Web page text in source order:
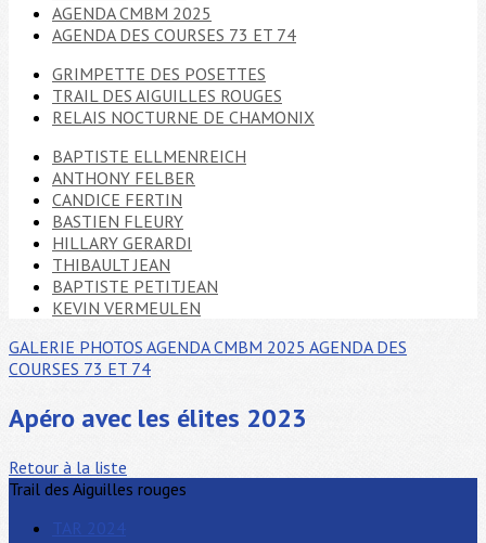
AGENDA CMBM 2025
AGENDA DES COURSES 73 ET 74
GRIMPETTE DES POSETTES
TRAIL DES AIGUILLES ROUGES
RELAIS NOCTURNE DE CHAMONIX
BAPTISTE ELLMENREICH
ANTHONY FELBER
CANDICE FERTIN
BASTIEN FLEURY
HILLARY GERARDI
THIBAULT JEAN
BAPTISTE PETITJEAN
KEVIN VERMEULEN
GALERIE PHOTOS AGENDA CMBM 2025 AGENDA DES
COURSES 73 ET 74
Apéro avec les élites 2023
Retour à la liste
Trail des Aiguilles rouges
TAR 2024